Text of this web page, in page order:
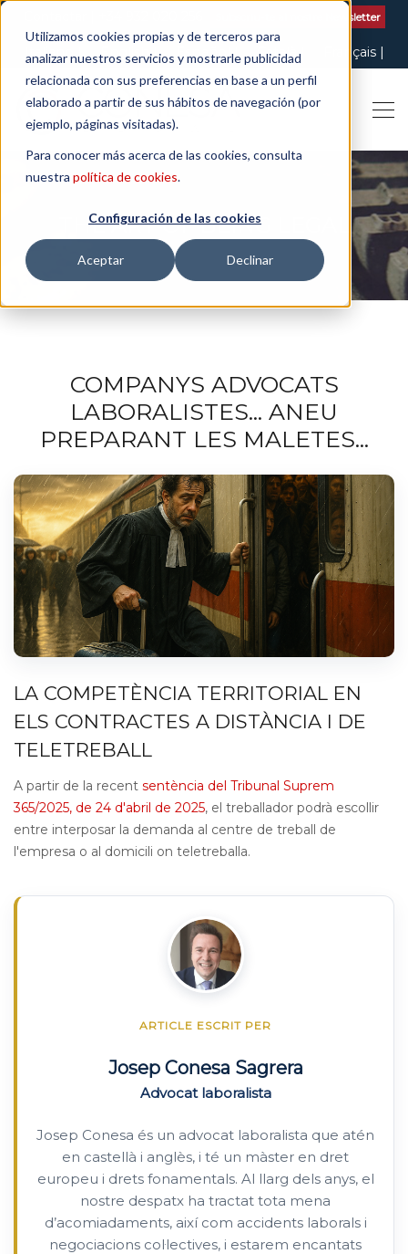
Utilizamos cookies propias y de terceros para
analizar nuestros servicios y mostrarle publicidad
relacionada con sus preferencias en base a un perfil
elaborado a partir de sus hábitos de navegación (por
ejemplo, páginas visitadas).
Para conocer más acerca de las cookies, consulta
nuestra política de cookies.
Configuración de las cookies
Aceptar Declinar
Subscriu-te al nostre Newsletter
Català
English Español Français
Italiano
THE ART OF BEING LEGAL
COMPANYS ADVOCATS
LABORALISTES... ANEU
PREPARANT LES MALETES...
LA COMPETÈNCIA TERRITORIAL EN
ELS CONTRACTES A DISTÀNCIA I DE
TELETREBALL
A partir de la recent sentència del Tribunal Suprem
365/2025, de 24 d'abril de 2025, el treballador podrà escollir
entre interposar la demanda al centre de treball de
l'empresa o al domicili on teletreballa.
ARTICLE ESCRIT PER
Josep Conesa Sagrera
Advocat laboralista
Josep Conesa és un advocat laboralista que atén
en castellà i anglès, i té un màster en dret
europeu i drets fonamentals. Al llarg dels anys, el
nostre despatx ha tractat tota mena
d’acomiadaments, així com accidents laborals i
negociacions col·lectives, i estarem encantats